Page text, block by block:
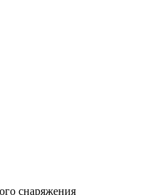
снаряжения